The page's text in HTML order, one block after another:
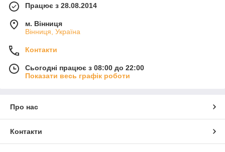
Працює з 28.08.2014
м. Вінниця
Вінниця, Україна
Контакти
Сьогодні працює з 08:00 до 22:00
Показати весь графік роботи
Про нас
Контакти